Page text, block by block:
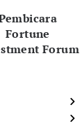
Fortune
Forum